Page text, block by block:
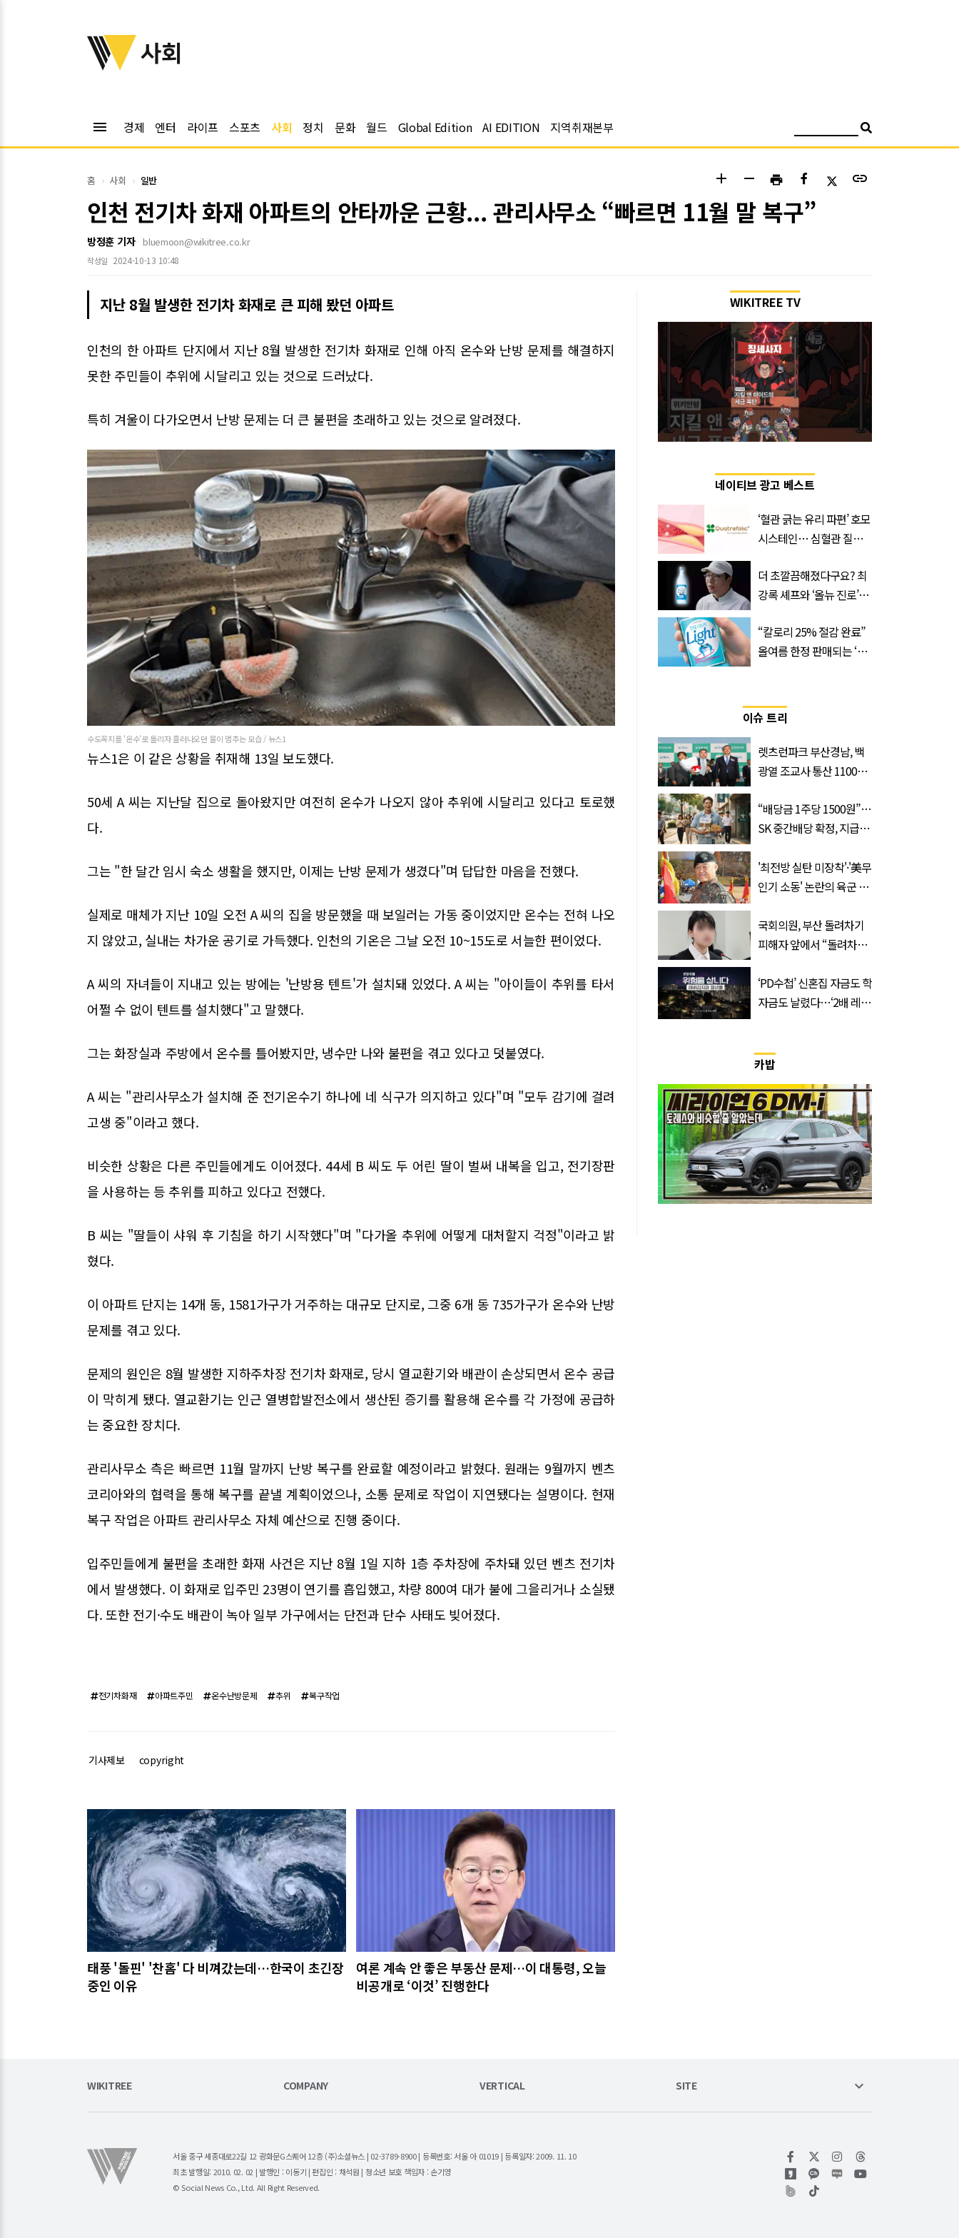
위키트리
사회
menu 경제 엔터 라이프 스포츠 사회 정치 문화 월드 Global Edition AI EDITION 지역취재본부
홈 사회 일반 add remove print link
인천 전기차 화재 아파트의 안타까운 근황... 관리사무소 “빠르면 11월 말 복구”
방정훈 기자 bluemoon@wikitree.co.kr
작성일 2024-10-13 10:48
지난 8월 발생한 전기차 화재로 큰 피해 봤던 아파트
인천의 한 아파트 단지에서 지난 8월 발생한 전기차 화재로 인해 아직 온수와 난방 문제를 해결하지
못한 주민들이 추위에 시달리고 있는 것으로 드러났다.
특히 겨울이 다가오면서 난방 문제는 더 큰 불편을 초래하고 있는 것으로 알려졌다.
수도꼭지를 '온수'로 돌리자 흘러나오던 물이 멈추는 모습 / 뉴스1
뉴스1은 이 같은 상황을 취재해 13일 보도했다.
50세 A 씨는 지난달 집으로 돌아왔지만 여전히 온수가 나오지 않아 추위에 시달리고 있다고 토로했
다.
그는 "한 달간 임시 숙소 생활을 했지만, 이제는 난방 문제가 생겼다"며 답답한 마음을 전했다.
실제로 매체가 지난 10일 오전 A 씨의 집을 방문했을 때 보일러는 가동 중이었지만 온수는 전혀 나오
지 않았고, 실내는 차가운 공기로 가득했다. 인천의 기온은 그날 오전 10~15도로 서늘한 편이었다.
A 씨의 자녀들이 지내고 있는 방에는 '난방용 텐트'가 설치돼 있었다. A 씨는 "아이들이 추위를 타서
어쩔 수 없이 텐트를 설치했다"고 말했다.
그는 화장실과 주방에서 온수를 틀어봤지만, 냉수만 나와 불편을 겪고 있다고 덧붙였다.
A 씨는 "관리사무소가 설치해 준 전기온수기 하나에 네 식구가 의지하고 있다"며 "모두 감기에 걸려
고생 중"이라고 했다.
비슷한 상황은 다른 주민들에게도 이어졌다. 44세 B 씨도 두 어린 딸이 벌써 내복을 입고, 전기장판
을 사용하는 등 추위를 피하고 있다고 전했다.
B 씨는 "딸들이 샤워 후 기침을 하기 시작했다"며 "다가올 추위에 어떻게 대처할지 걱정"이라고 밝
혔다.
이 아파트 단지는 14개 동, 1581가구가 거주하는 대규모 단지로, 그중 6개 동 735가구가 온수와 난방
문제를 겪고 있다.
문제의 원인은 8월 발생한 지하주차장 전기차 화재로, 당시 열교환기와 배관이 손상되면서 온수 공급
이 막히게 됐다. 열교환기는 인근 열병합발전소에서 생산된 증기를 활용해 온수를 각 가정에 공급하
는 중요한 장치다.
관리사무소 측은 빠르면 11월 말까지 난방 복구를 완료할 예정이라고 밝혔다. 원래는 9월까지 벤츠
코리아와의 협력을 통해 복구를 끝낼 계획이었으나, 소통 문제로 작업이 지연됐다는 설명이다. 현재
복구 작업은 아파트 관리사무소 자체 예산으로 진행 중이다.
입주민들에게 불편을 초래한 화재 사건은 지난 8월 1일 지하 1층 주차장에 주차돼 있던 벤츠 전기차
에서 발생했다. 이 화재로 입주민 23명이 연기를 흡입했고, 차량 800여 대가 불에 그을리거나 소실됐
다. 또한 전기·수도 배관이 녹아 일부 가구에서는 단전과 단수 사태도 빚어졌다.
전기차화재 아파트주민 온수난방문제 추위 복구작업
기사제보 copyright
관련기사
태풍 '돌핀' '찬홈' 다 비껴갔는데…한국이 초긴장
중인 이유
여론 계속 안 좋은 부동산 문제…이 대통령, 오늘
비공개로 ‘이것’ 진행한다
WIKITREE TV
네이티브 광고 베스트
‘혈관 긁는 유리 파편’ 호모
시스테인… 심혈관 질환
더 초깔끔해졌다구요? 최
강록 셰프와 ‘올뉴 진로’의
“칼로리 25% 절감 완료”
올여름 한정 판매되는 ‘최
이슈 트리
렛츠런파크 부산경남, 백
광열 조교사 통산 1100
“배당금 1주당 1500원”…
SK 중간배당 확정, 지급일
'최전방 실탄 미장착'·'美무
인기 소동' 논란의 육군 1
국회의원, 부산 돌려차기
피해자 앞에서 “돌려차기
‘PD수첩’ 신혼집 자금도 학
자금도 날렸다…‘2배 레버
카밥
keyboard_arrow_down
WIKITREE COMPANY VERTICAL SITE
서울 중구 세종대로22길 12 광화문G스퀘어 12층 (주)소셜뉴스 | 02-3789-8900 | 등록번호: 서울 아 01019 | 등록일자: 2009. 11. 10
최초 발행일: 2010. 02. 02 | 발행인 : 이동기 | 편집인 : 채석원 | 청소년 보호 책임자 : 손기영
© Social News Co., Ltd. All Right Reserved.
위키트리 페이스북위키트리 인스타그램
위키트리 유튜브
위키트리 틱톡